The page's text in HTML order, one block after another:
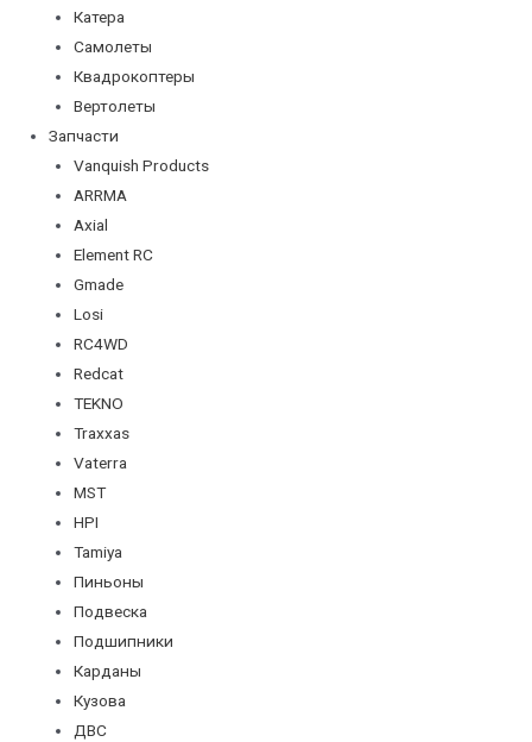
Катера
Самолеты
Квадрокоптеры
Вертолеты
Запчасти
Vanquish Products
ARRMA
Axial
Element RC
Gmade
Losi
RC4WD
Redcat
TEKNO
Traxxas
Vaterra
MST
HPI
Tamiya
Пиньоны
Подвеска
Подшипники
Карданы
Кузова
ДВС